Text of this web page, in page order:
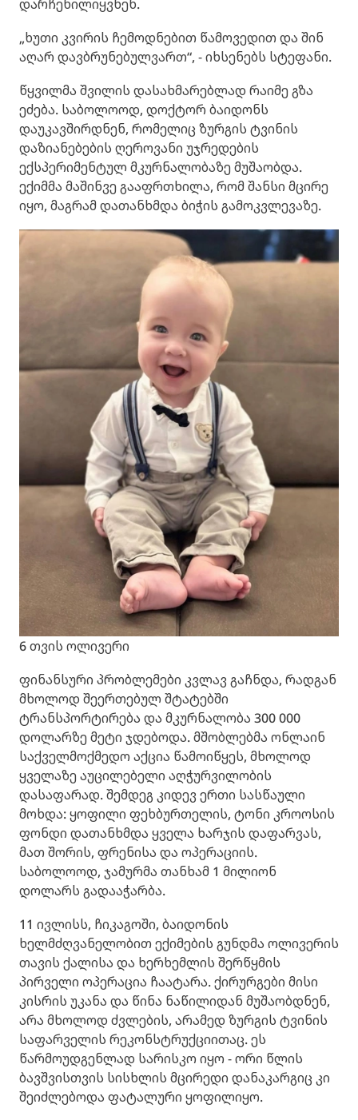
დარჩენილიყვნენ.
„ხუთი კვირის ჩემოდნებით წამოვედით და შინ
აღარ დავბრუნებულვართ“, - იხსენებს სტეფანი.
წყვილმა შვილის დასახმარებლად რაიმე გზა
ეძება. საბოლოოდ, დოქტორ ბაიდონს
დაუკავშირდნენ, რომელიც ზურგის ტვინის
დაზიანებების ღეროვანი უჯრედების
ექსპერიმენტულ მკურნალობაზე მუშაობდა.
ექიმმა მაშინვე გააფრთხილა, რომ შანსი მცირე
იყო, მაგრამ დათანხმდა ბიჭის გამოკვლევაზე.
6 თვის ოლივერი
ფინანსური პრობლემები კვლავ გაჩნდა, რადგან
მხოლოდ შეერთებულ შტატებში
ტრანსპორტირება და მკურნალობა 300 000
დოლარზე მეტი ჯდებოდა. მშობლებმა ონლაინ
საქველმოქმედო აქცია წამოიწყეს, მხოლოდ
ყველაზე აუცილებელი აღჭურვილობის
დასაფარად. შემდეგ კიდევ ერთი სასწაული
მოხდა: ყოფილი ფეხბურთელის, ტონი კროოსის
ფონდი დათანხმდა ყველა ხარჯის დაფარვას,
მათ შორის, ფრენისა და ოპერაციის.
საბოლოოდ, ჯამურმა თანხამ 1 მილიონ
დოლარს გადააჭარბა.
11 ივლისს, ჩიკაგოში, ბაიდონის
ხელმძღვანელობით ექიმების გუნდმა ოლივერის
თავის ქალისა და ხერხემლის შერწყმის
პირველი ოპერაცია ჩაატარა. ქირურგები მისი
კისრის უკანა და წინა ნაწილიდან მუშაობდნენ,
არა მხოლოდ ძვლების, არამედ ზურგის ტვინის
საფარველის რეკონსტრუქციითაც. ეს
წარმოუდგენლად სარისკო იყო - ორი წლის
ბავშვისთვის სისხლის მცირედი დანაკარგიც კი
შეიძლებოდა ფატალური ყოფილიყო.